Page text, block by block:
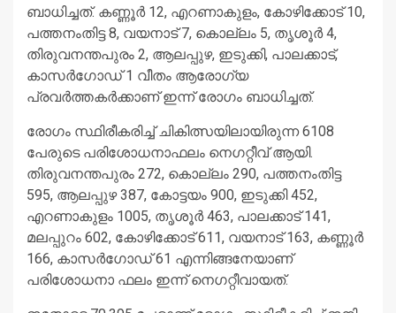
ബാധിച്ചത്. കണ്ണൂര്‍ 12, എറണാകുളം, കോഴിക്കോട് 10,
പത്തനംതിട്ട 8, വയനാട് 7, കൊല്ലം 5, തൃശൂര്‍ 4,
തിരുവനന്തപുരം 2, ആലപ്പുഴ, ഇടുക്കി, പാലക്കാട്,
കാസര്‍ഗോഡ് 1 വീതം ആരോഗ്യ
പ്രവര്‍ത്തകര്‍ക്കാണ് ഇന്ന് രോഗം ബാധിച്ചത്.
രോഗം സ്ഥിരീകരിച്ച് ചികിത്സയിലായിരുന്ന 6108
പേരുടെ പരിശോധനാഫലം നെഗറ്റീവ് ആയി.
തിരുവനന്തപുരം 272, കൊല്ലം 290, പത്തനംതിട്ട
595, ആലപ്പുഴ 387, കോട്ടയം 900, ഇടുക്കി 452,
എറണാകുളം 1005, തൃശൂര്‍ 463, പാലക്കാട് 141,
മലപ്പുറം 602, കോഴിക്കോട് 611, വയനാട് 163, കണ്ണൂര്‍
166, കാസര്‍ഗോഡ് 61 എന്നിങ്ങനേയാണ്
പരിശോധനാ ഫലം ഇന്ന് നെഗറ്റീവായത്.